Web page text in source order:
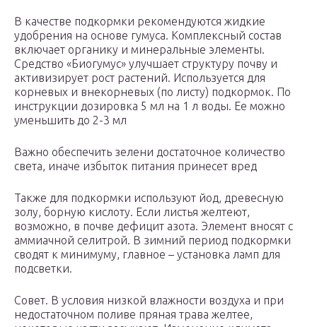
В качестве подкормки рекомендуются жидкие
удобрения на основе гумуса. Комплексный состав
включает органику и минеральные элементы.
Средство «Биогумус» улучшает структуру почву и
активизирует рост растений. Используется для
корневых и внекорневых (по листу) подкормок. По
инструкции дозировка 5 мл на 1 л воды. Ее можно
уменьшить до 2-3 мл
Важно обеспечить зелени достаточное количество
света, иначе избыток питания принесет вред
Также для подкормки используют йод, древесную
золу, борную кислоту. Если листья желтеют,
возможно, в почве дефицит азота. Элемент вносят с
аммиачной селитрой. В зимний период подкормки
сводят к минимуму, главное – установка ламп для
подсветки.
Совет. В условия низкой влажности воздуха и при
недостаточном поливе пряная трава желтее,